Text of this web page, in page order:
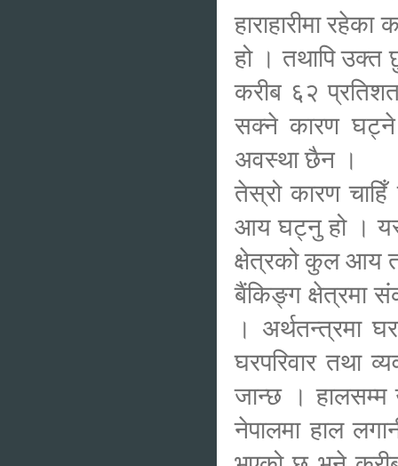
हाराहारीमा
हो । तथापि उक्त
करीब ६२
सक्ने कारण घट्ने
अवस्था छैन ।
तेस्रो कारण
आय घट्नु हो ।
क्षेत्रको कुल आय
बैंकिङ्ग क्षेत्रमा
। अर्थतन्त्रमा
घरपरिवार तथा
जान्छ ।
नेपालमा हाल